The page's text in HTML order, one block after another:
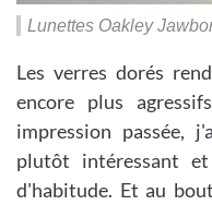
Lunettes Oakley
Les verres dorés
encore plus
impression passée,
plutôt intéressant
d'habitude. Et au